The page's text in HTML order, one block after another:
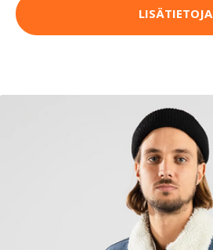
LISÄTIETOJA